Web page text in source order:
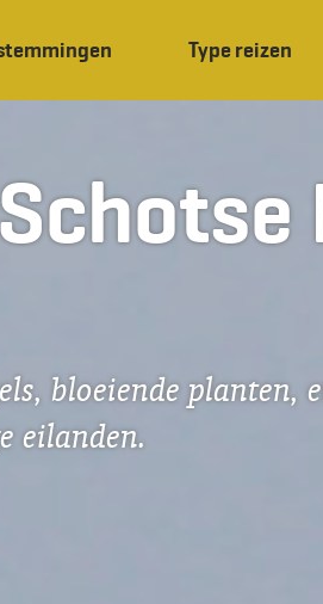
Type reizen
bloeiende planten,
eilanden.